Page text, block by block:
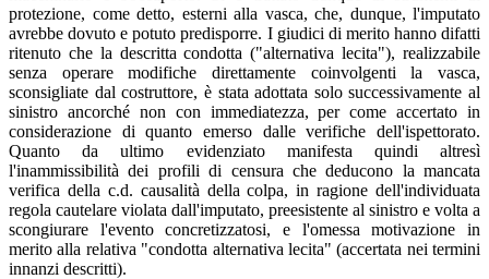
protezione, come detto, esterni alla vasca, che, dunque, l'imputato
avrebbe dovuto e potuto predisporre. I giudici di merito hanno difatti
ritenuto che la descritta condotta ("alternativa lecita"), realizzabile
senza operare modifiche direttamente coinvolgenti la vasca,
sconsigliate dal costruttore, è stata adottata solo successivamente al
sinistro ancorché non con immediatezza, per come accertato in
considerazione di quanto emerso dalle verifiche dell'ispettorato.
Quanto da ultimo evidenziato manifesta quindi altresì
l'inammissibilità dei profili di censura che deducono la mancata
verifica della c.d. causalità della colpa, in ragione dell'individuata
regola cautelare violata dall'imputato, preesistente al sinistro e volta a
scongiurare l'evento concretizzatosi, e l'omessa motivazione in
merito alla relativa "condotta alternativa lecita" (accertata nei termini
innanzi descritti).